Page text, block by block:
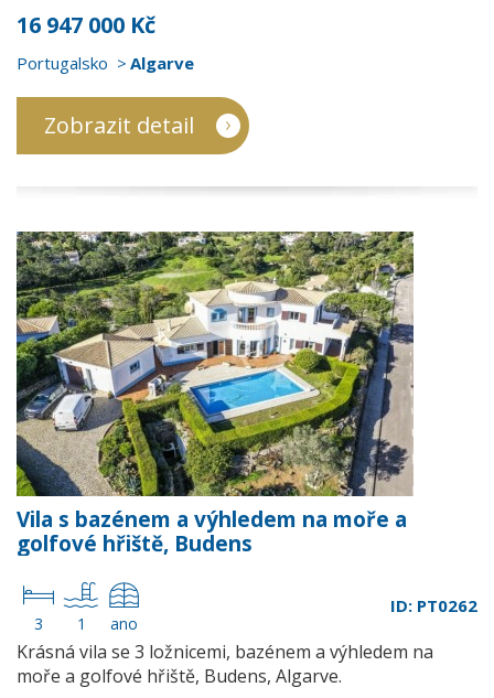
16 947 000 Kč
Portugalsko Algarve
Zobrazit detail
Vila s bazénem a výhledem na moře a
golfové hřiště, Budens
3 1 ano
ID: PT0262
Krásná vila se 3 ložnicemi, bazénem a výhledem na
moře a golfové hřiště, Budens, Algarve.